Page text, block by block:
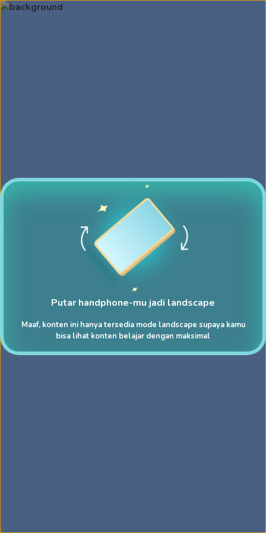
Putar handphone-mu jadi landscape
Maaf, konten ini hanya tersedia mode landscape supaya kamu
bisa lihat konten belajar dengan maksimal